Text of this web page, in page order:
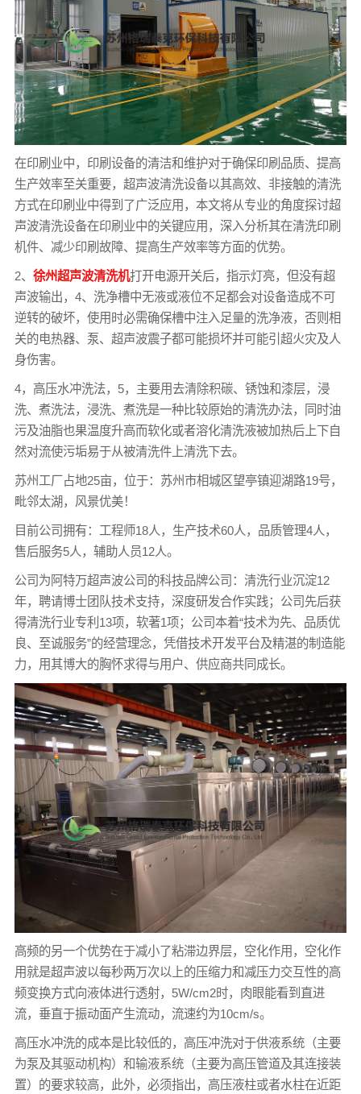
在印刷业中，印刷设备的清洁和维护对于确保印刷品质、提高
生产效率至关重要，超声波清洗设备以其高效、非接触的清洗
方式在印刷业中得到了广泛应用，本文将从专业的角度探讨超
声波清洗设备在印刷业中的关键应用，深入分析其在清洗印刷
机件、减少印刷故障、提高生产效率等方面的优势。
2、 徐州超声波清洗机打开电源开关后，指示灯亮，但没有超
声波输出，4、洗净槽中无液或液位不足都会对设备造成不可
逆转的破坏，使用时必需确保槽中注入足量的洗净液，否则相
关的电热器、泵、超声波震子都可能损坏并可能引超火灾及人
身伤害。
4，高压水冲洗法，5，主要用去清除积碳、锈蚀和漆层，浸
洗、煮洗法，浸洗、煮洗是一种比较原始的清洗办法，同时油
污及油脂也果温度升高而软化或者溶化清洗液被加热后上下自
然对流使污垢易于从被清洗件上清洗下去。
苏州工厂占地25亩，位于：苏州市相城区望亭镇迎湖路19号，
毗邻太湖，风景优美！
目前公司拥有：工程师18人，生产技术60人，品质管理4人，
售后服务5人，辅助人员12人。
公司为阿特万超声波公司的科技品牌公司：清洗行业沉淀12
年，聘请博士团队技术支持，深度研发合作实践；公司先后获
得清洗行业专利13项，软著1项；公司本着“技术为先、品质优
良、至诚服务”的经营理念，凭借技术开发平台及精湛的制造能
力，用其博大的胸怀求得与用户、供应商共同成长。
高频的另一个优势在于减小了粘滞边界层，空化作用，空化作
用就是超声波以每秒两万次以上的压缩力和减压力交互性的高
频变换方式向液体进行透射，5W/cm2时，肉眼能看到直进
流，垂直于振动面产生流动，流速约为10cm/s。
高压水冲洗的成本是比较低的，高压冲洗对于供液系统（主要
为泵及其驱动机构）和输液系统（主要为高压管道及其连接装
置）的要求较高，此外，必须指出，高压液柱或者水柱在近距